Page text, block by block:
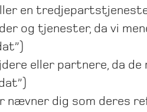
en
og tjenester, da vi
eller partnere, da
dig som deres